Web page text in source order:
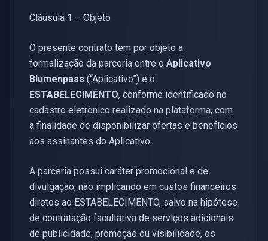
Cláusula 1 – Objeto
O presente contrato tem por objeto a
formalização da parceria entre o Aplicativo
Blumenpass (“Aplicativo”) e o
ESTABELECIMENTO, conforme identificado no
cadastro eletrônico realizado na plataforma, com
a finalidade de disponibilizar ofertas e benefícios
aos assinantes do Aplicativo.
A parceria possui caráter promocional e de
divulgação, não implicando em custos financeiros
diretos ao ESTABELECIMENTO, salvo na hipótese
de contratação facultativa de serviços adicionais
de publicidade, promoção ou visibilidade, os